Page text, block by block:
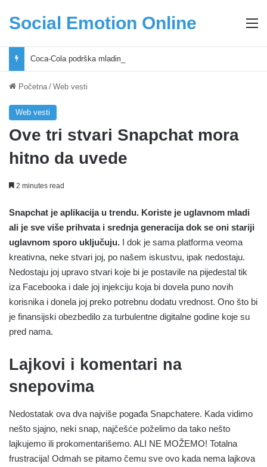
Social Emotion Online
Početna / Web vesti
Web vesti
Ove tri stvari Snapchat mora
hitno da uvede
2 minutes read
Snapchat je aplikacija u trendu. Koriste je uglavnom mladi
ali je sve više prihvata i srednja generacija dok se oni stariji
uglavnom sporo uključuju. I dok je sama platforma veoma
kreativna, neke stvari joj, po našem iskustvu, ipak nedostaju.
Nedostaju joj upravo stvari koje bi je postavile na pijedestal tik
iza Facebooka i dale joj injekciju koja bi dovela puno novih
korisnika i donela joj preko potrebnu dodatu vrednost. Ono što bi
je finansijski obezbedilo za turbulentne digitalne godine koje su
pred nama.
Lajkovi i komentari na
snepovima
Nedostatak ova dva najviše pogađa Snapchatere. Kada vidimo
nešto sjajno, neki snap, najčešće poželimo da tako nešto
lajkujemo ili prokomentarišemo. ALI NE MOŽEMO! Totalna
frustracija! Odmah se pitamo čemu sve ovo kada nema lajkova